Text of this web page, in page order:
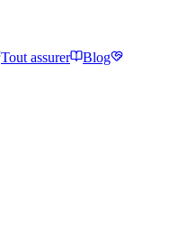
Tout assurer
Blog